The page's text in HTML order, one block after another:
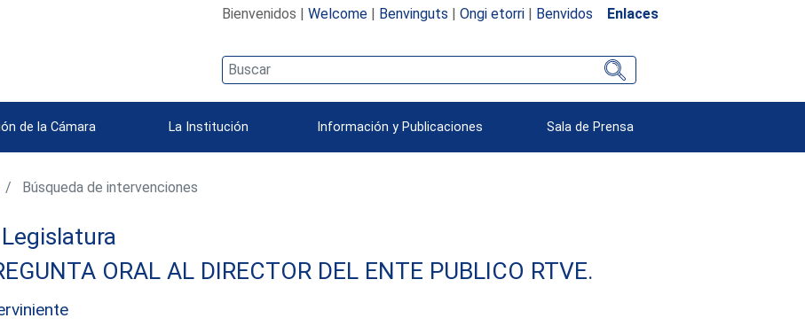
Bienvenidos | Welcome| Benvinguts | Ongi etorri| Benvidos Enlaces
de la Cámara La Institución Información y Publicaciones Sala de Prensa
Búsqueda de intervenciones
ORAL AL DIRECTOR DEL ENTE PUBLICO RTVE.